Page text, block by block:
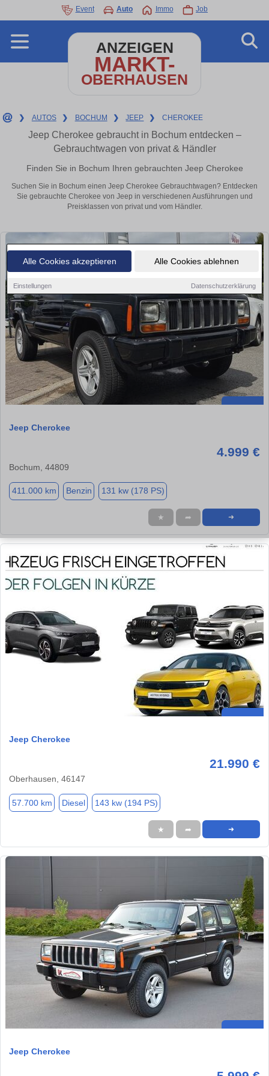
Alle Cookies akzeptieren Alle Cookies ablehnen
Einstellungen Datenschutzerklärung
Event Auto Immo Job
ANZEIGEN
MARKT-
OBERHAUSEN
❯ AUTOS ❯ BOCHUM ❯ JEEP ❯ CHEROKEE
Jeep Cherokee gebraucht in Bochum entdecken –
Gebrauchtwagen von privat & Händler
Finden Sie in Bochum Ihren gebrauchten Jeep Cherokee
Suchen Sie in Bochum einen Jeep Cherokee Gebrauchtwagen? Entdecken
Sie gebrauchte Cherokee von Jeep in verschiedenen Ausführungen und
Preisklassen von privat und vom Händler.
Jeep Cherokee
4.999 €
Bochum, 44809
411.000 km Benzin 131 kw (178 PS)
★ ➦ ➜
Jeep Cherokee
21.990 €
Oberhausen, 46147
57.700 km Diesel 143 kw (194 PS)
★ ➦ ➜
Jeep Cherokee